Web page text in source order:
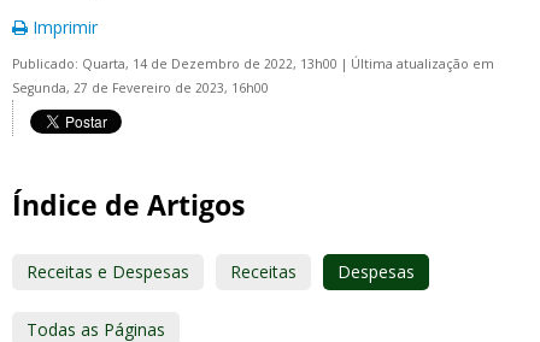
Imprimir
Publicado: Quarta, 14 de Dezembro de 2022, 13h00 | Última atualização em
Segunda, 27 de Fevereiro de 2023, 16h00
Índice de Artigos
Receitas e Despesas Receitas Despesas
Todas as Páginas